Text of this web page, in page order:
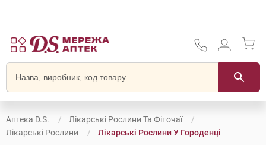
Аптека D.S.
Лікарські Рослини Та Фіточаї
Лікарські Рослини
Лікарські Рослини У Городенці